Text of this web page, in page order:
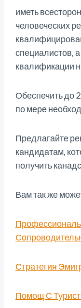
иметь
человеческих
специалистов,
квалификации
Обеспечить до
по мере
Предлагайте
кандидатам,
получить
Вам так же
Стратегия
Помощ С